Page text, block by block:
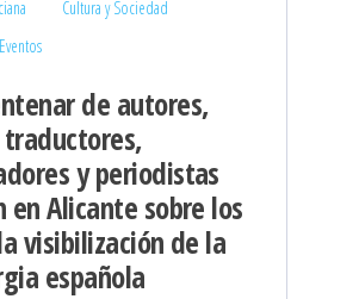
Cultura y Sociedad
de autores,
y periodistas
en Alicante sobre los
visibilización de la
española